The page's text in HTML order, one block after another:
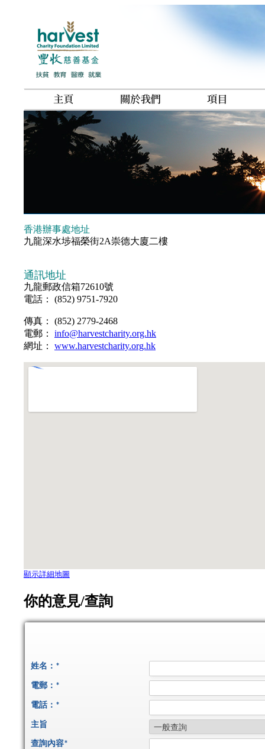
香港辦事處地址
九龍深水埗福榮街2A崇德大廈二樓
通訊地址
九龍郵政信箱72610號
電話： (852) 9751-7920
傳真： (852) 2779-2468
電郵： info@harvestcharity.org.hk
網址： www.harvestcharity.org.hk
顯示詳細地圖
你的意見/查詢
姓名： *
電郵： *
電話： *
主旨
查詢內容*